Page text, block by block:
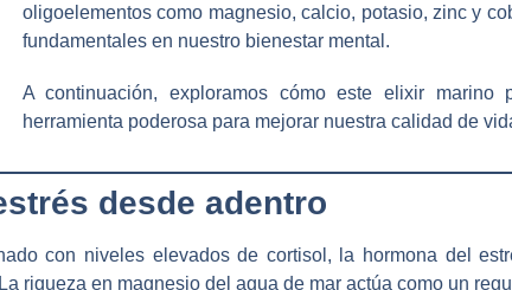
oligoelementos como magnesio, calcio, potasio, zinc y
fundamentales en nuestro bienestar mental.
A continuación, exploramos cómo este elixir marino
herramienta poderosa para mejorar nuestra calidad de
desde adentro
con niveles elevados de cortisol, la hormona del
riqueza en magnesio del agua de mar actúa como un